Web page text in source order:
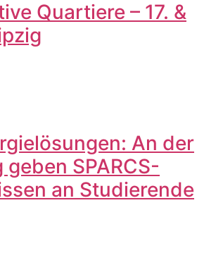
Quartiere – 17. &
An der
SPARCS-
an Studierende